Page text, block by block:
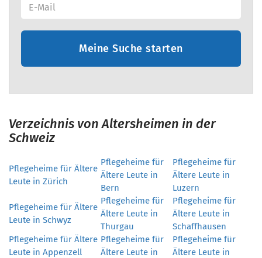
Meine Suche starten
Verzeichnis von Altersheimen in der
Schweiz
Pflegeheime für Ältere
Leute in Zürich
Pflegeheime für
Ältere Leute in
Bern
Pflegeheime für
Ältere Leute in
Luzern
Pflegeheime für Ältere
Leute in Schwyz
Pflegeheime für
Ältere Leute in
Thurgau
Pflegeheime für
Ältere Leute in
Schaffhausen
Pflegeheime für Ältere
Leute in Appenzell
Pflegeheime für
Ältere Leute in
Pflegeheime für
Ältere Leute in